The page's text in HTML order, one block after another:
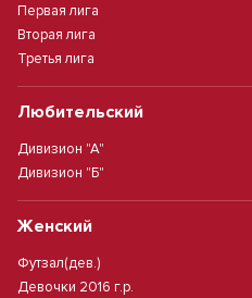
Первая лига
Вторая лига
Третья лига
Любительский
Дивизион "А"
Дивизион "Б"
Женский
Футзал(дев.)
Девочки 2016 г.р.